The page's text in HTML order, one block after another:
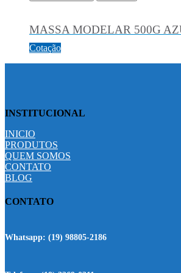
MASSA MODELAR 500G
Cotação
INSTITUCIONAL
INICIO
PRODUTOS
QUEM SOMOS
CONTATO
BLOG
CONTATO
Whatsapp: (19) 98805-2186